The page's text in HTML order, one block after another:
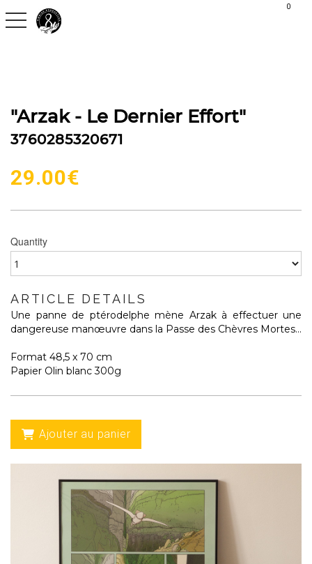
G-C30S2H9QVX 0
toggle navigation
"Arzak - Le Dernier Effort"
3760285320671
29.00€
Quantity
ARTICLE DETAILS
Une panne de ptérodelphe mène Arzak à effectuer une
dangereuse manœuvre dans la Passe des Chèvres Mortes...
Format 48,5 x 70 cm
Papier Olin blanc 300g
Ajouter au panier